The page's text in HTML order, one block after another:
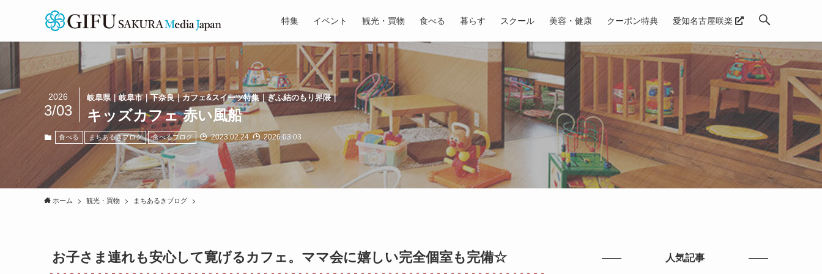
特集 イベント 観光・買物 食べる 暮らす スクール 美容・健康 クーポン特典 愛知名古屋咲楽
岐阜県｜岐阜市｜下奈良｜カフェ&スイーツ特集｜ぎふ結のもり界隈｜
キッズカフェ 赤い風船
2026
3/03
食べる まちあるきブログ 食べるブログ 2023.02.24 2026.03.03
ホーム 観光・買物 まちあるきブログ
お子さま連れも安心して寛げるカフェ。ママ会に嬉しい完全個室も完備☆ 人気記事